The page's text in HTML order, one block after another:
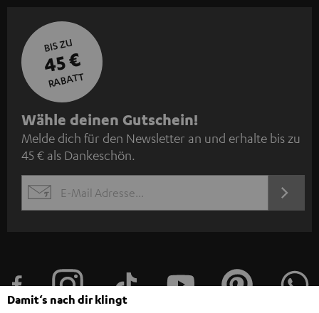
BIS ZU
45 €
RABATT
N
e
w
s
l
e
Wähle deinen Gutschein!
Melde dich für den Newsletter an und erhalte bis zu
45 € als Dankeschön.
EMAIL
JETZT
Damit‘s nach dir klingt